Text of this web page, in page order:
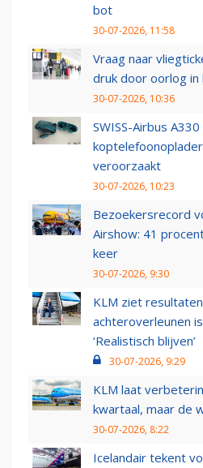
bot
30-07-2026, 11:58
Vraag naar
druk door oorlog
30-07-2026, 10:36
SWISS-Airbus
veroorzaakt
30-07-2026, 10:23
Bezoekersrecord
Airshow: 41
keer
30-07-2026, 9:30
KLM ziet
achteroverleunen
‘Realistisch blijven’
30-07-2026, 9:29
KLM laat
kwartaal, maar de
30-07-2026, 8:22
Icelandair tekent